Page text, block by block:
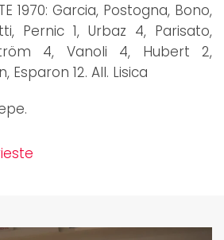
1970: Garcia, Postogna, Bono,
Pernic 1, Urbaz 4, Parisato,
4, Vanoli 4, Hubert 2,
Esparon 12. All. Lisica